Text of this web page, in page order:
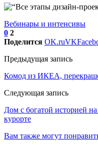
Вебинары и интенсивы
0 2
Поделится OK.ruVK
Предыдущая запись
Комод из ИКЕА,
Следующая запись
Дом с богатой историей
курорте
Вам также могут